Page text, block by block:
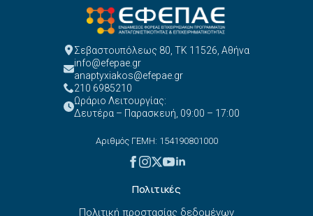
Σεβαστουπόλεως 80, ΤΚ 11526, Αθήνα
info@efepae.gr
anaptyxiakos@efepae.gr
210 6985210
Ωράριο Λειτουργίας:
Δευτέρα – Παρασκευή, 09:00 – 17:00
Αριθμός ΓΕΜΗ: 154190801000
Πολιτικές
Πολιτική προστασίας δεδομένων